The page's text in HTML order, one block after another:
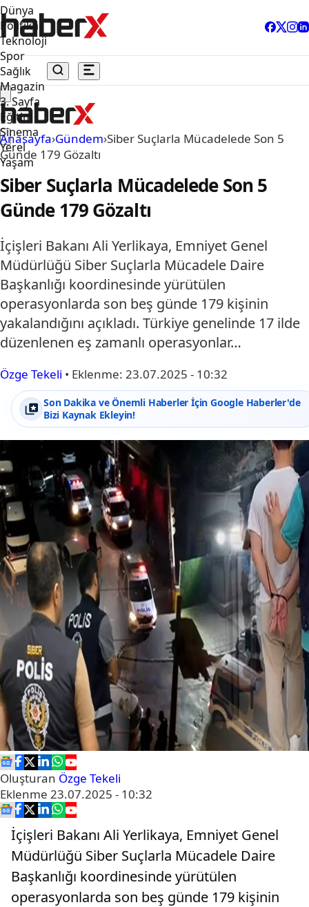
Dünya
Politika
Teknoloji
Spor
Sağlık
Magazin
3. Sayfa
Eğitim
Sinema
Yerel
Yaşam
Anasayfa›Gündem›Siber Suçlarla Mücadelede Son 5
Günde 179 Gözaltı
Siber Suçlarla Mücadelede Son 5
Günde 179 Gözaltı
İçişleri Bakanı Ali Yerlikaya, Emniyet Genel
Müdürlüğü Siber Suçlarla Mücadele Daire
Başkanlığı koordinesinde yürütülen
operasyonlarda son beş günde 179 kişinin
yakalandığını açıkladı. Türkiye genelinde 17 ilde
düzenlenen eş zamanlı operasyonlar…
Özge Tekeli • Eklenme: 23.07.2025 - 10:32
Son Dakika ve Önemli Haberler İçin Google Haberler'de
Bizi Kaynak Ekleyin!
Oluşturan Özge Tekeli
Eklenme 23.07.2025 - 10:32
İçişleri Bakanı Ali Yerlikaya, Emniyet Genel
Müdürlüğü Siber Suçlarla Mücadele Daire
Başkanlığı koordinesinde yürütülen
operasyonlarda son beş günde 179 kişinin